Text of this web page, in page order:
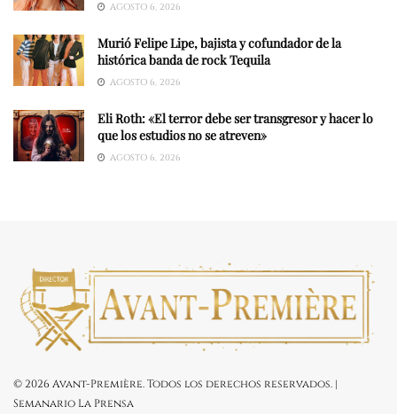
AGOSTO 6, 2026
Murió Felipe Lipe, bajista y cofundador de la
histórica banda de rock Tequila
AGOSTO 6, 2026
Eli Roth: «El terror debe ser transgresor y hacer lo
que los estudios no se atreven»
AGOSTO 6, 2026
© 2026 Avant-Première. Todos los derechos reservados. |
Semanario La Prensa